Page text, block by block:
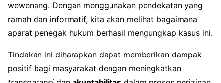
wewenang. Dengan menggunakan pendekatan yang
ramah dan informatif, kita akan melihat bagaimana
aparat penegak hukum berhasil mengungkap kasus ini.
Tindakan ini diharapkan dapat memberikan dampak
positif bagi masyarakat dengan meningkatkan